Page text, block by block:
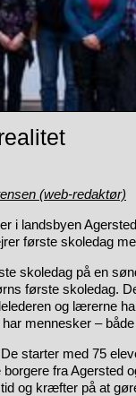
(web-redaktør)
i landsbyen
første skoledag
skoledag på en
første skoledag.
og lærerne
mennesker –
starter med 75
fra Agersted
og kræfter på at